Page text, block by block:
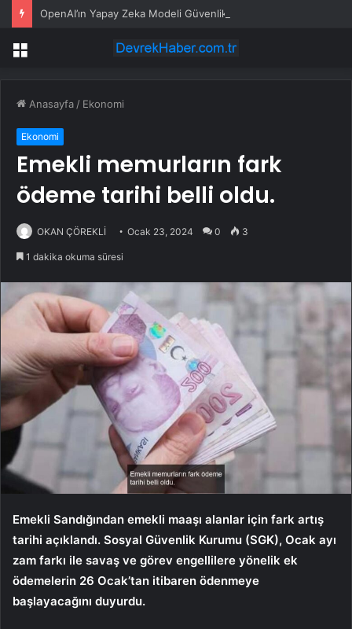
Menü
Anasayfa / Ekonomi
Ekonomi
Emekli memurların fark
ödeme tarihi belli oldu.
OKAN ÇÖREKLİ Ocak 23, 2024 0 3
1 dakika okuma süresi
Emekli Sandığından emekli maaşı alanlar için fark artış
tarihi açıklandı. Sosyal Güvenlik Kurumu (SGK), Ocak ayı
zam farkı ile savaş ve görev engellilere yönelik ek
ödemelerin 26 Ocak’tan itibaren ödenmeye
başlayacağını duyurdu.